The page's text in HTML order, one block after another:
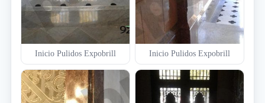
Inicio Pulidos Expobrill Inicio Pulidos Expobrill